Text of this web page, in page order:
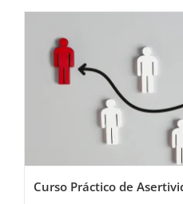
Curso Práctico de